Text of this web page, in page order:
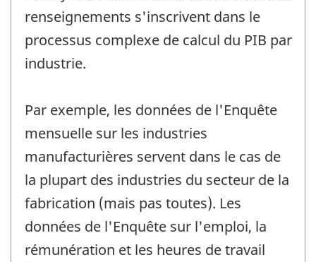
renseignements s'inscrivent dans le
processus complexe de calcul du PIB par
industrie.
Par exemple, les données de l'Enquête
mensuelle sur les industries
manufacturières servent dans le cas de
la plupart des industries du secteur de la
fabrication (mais pas toutes). Les
données de l'Enquête sur l'emploi, la
rémunération et les heures de travail